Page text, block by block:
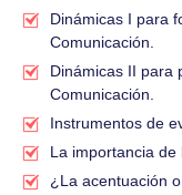
Dinámicas I para
Comunicación.
Dinámicas II para
Comunicación.
Instrumentos de
La importancia de
¿La acentuación